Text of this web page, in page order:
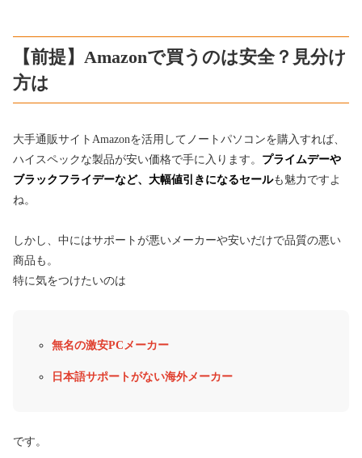
【前提】Amazonで買うのは安全？見分け
方は
大手通販サイトAmazonを活用してノートパソコンを購入すれば、
ハイスペックな製品が安い価格で手に入ります。 プライムデーや
ブラックフライデーなど、大幅値引きになるセールも魅力ですよ
ね。
しかし、中にはサポートが悪いメーカーや安いだけで品質の悪い
商品も。
特に気をつけたいのは
無名の激安PCメーカー
日本語サポートがない海外メーカー
です。